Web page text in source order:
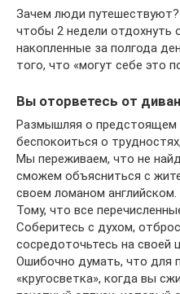
Зачем люди
чтобы 2 недели отдохнуть
накопленные за полгода
того, что «могут себе это
Вы оторветесь от
Размышляя о предстоящем
беспокоиться о
Мы переживаем, что не
сможем объясниться с
своем ломаном
Тому, что все
Соберитесь с духом,
сосредоточьтесь на своей
Ошибочно думать, что для
«кругосветка», когда вы